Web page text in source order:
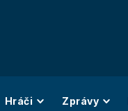
Hráči Zprávy